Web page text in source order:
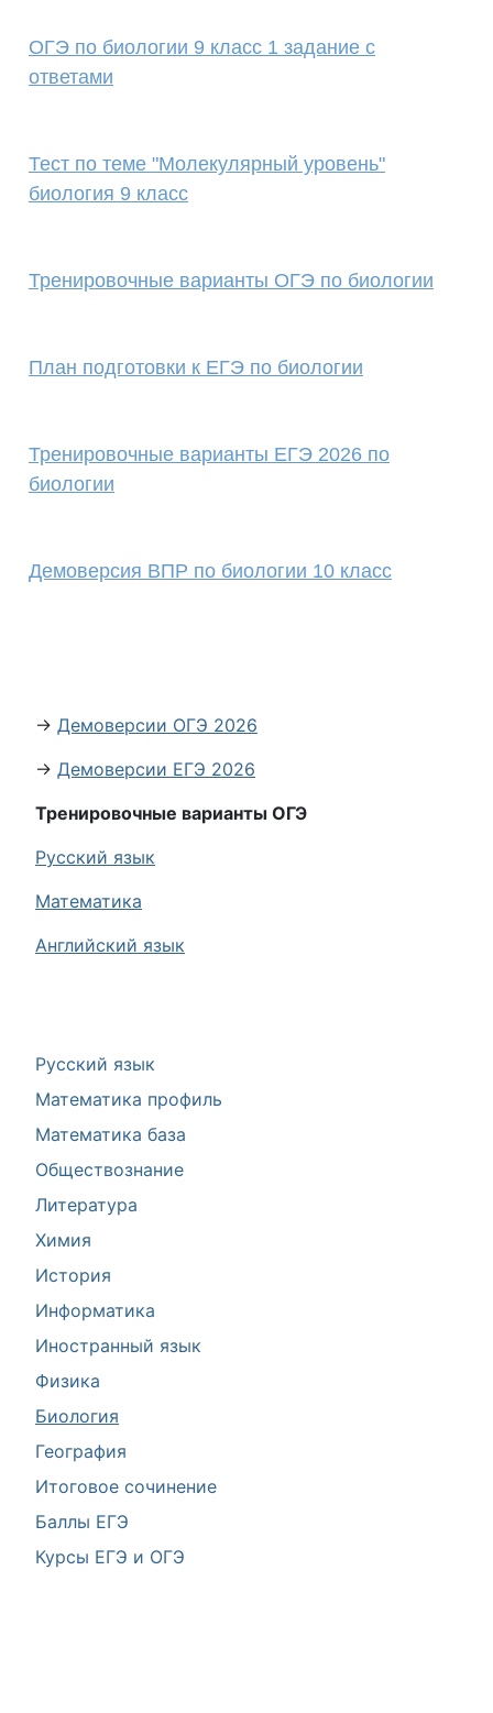
Русский язык
Математика профиль
Математика база
Обществознание
Литература
Химия
История
Информатика
Иностранный язык
Физика
Биология
География
Итоговое сочинение
Баллы ЕГЭ
Курсы ЕГЭ и ОГЭ
ОГЭ по биологии 9 класс 1 задание с
ответами
Тест по теме "Молекулярный уровень"
биология 9 класс
Тренировочные варианты ОГЭ по биологии
План подготовки к ЕГЭ по биологии
Тренировочные варианты ЕГЭ 2026 по
биологии
Демоверсия ВПР по биологии 10 класс
→ Демоверсии ОГЭ 2026
→ Демоверсии ЕГЭ 2026
Тренировочные варианты ОГЭ
Русский язык
Математика
Английский язык